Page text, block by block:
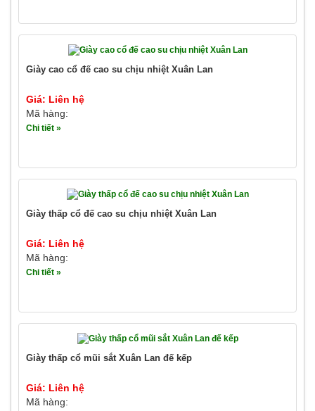
Giày cao cổ đế cao su chịu nhiệt Xuân Lan
Giá: Liên hệ
Mã hàng:
Chi tiết »
Giày thấp cổ đế cao su chịu nhiệt Xuân Lan
Giá: Liên hệ
Mã hàng:
Chi tiết »
Giày thấp cổ mũi sắt Xuân Lan đế kếp
Giá: Liên hệ
Mã hàng: